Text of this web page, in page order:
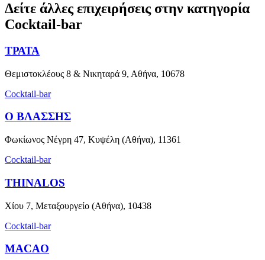
Δείτε άλλες επιχειρήσεις στην κατηγορία
Cocktail-bar
ΤΡΑΤΑ
Θεμιστοκλέους 8 & Νικηταρά 9, Αθήνα, 10678
Cocktail-bar
Ο ΒΛΑΣΣΗΣ
Φωκίωνος Νέγρη 47, Κυψέλη (Αθήνα), 11361
Cocktail-bar
THINALOS
Χίου 7, Μεταξουργείο (Αθήνα), 10438
Cocktail-bar
MACAO